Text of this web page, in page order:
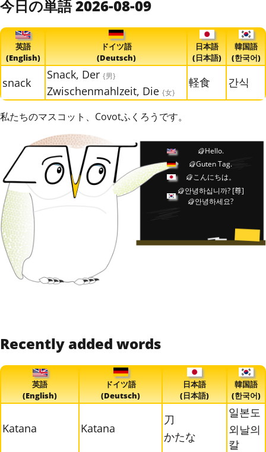
今日の単語 2026-08-09
英語
(English)
ドイツ語
(Deutsch)
日本語
(日本語)
韓国語
(한국어)
snack
Snack, Der {男}
Zwischenmahlzeit, Die {女}
軽食 간식
私たちのマスコット、Covotふくろうです。
Hello.
Guten Tag.
こんにちは。
안녕하십니까? [尊]
안녕하세요?
Recently added words
英語
(English)
ドイツ語
(Deutsch)
日本語
(日本語)
韓国語
(한국어)
Katana Katana
刀
かたな
일본도
외날의
칼